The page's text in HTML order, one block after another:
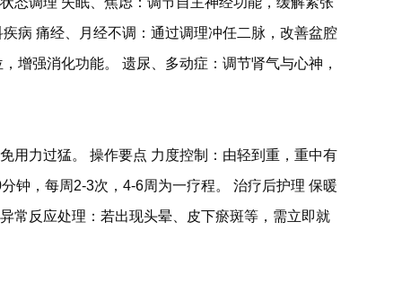
病 痛经、月经不调：通过调理冲任二脉，改善盆腔
增强消化功能。 遗尿、多动症：调节肾气与心神，
用力过猛。 操作要点 力度控制：由轻到重，重中有
钟，每周2-3次，4-6周为一疗程。 治疗后护理 保暖
常反应处理：若出现头晕、皮下瘀斑等，需立即就